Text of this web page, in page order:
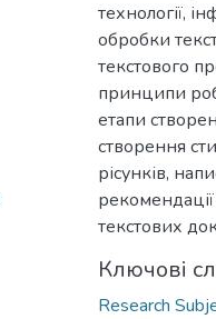
технології,
обробки
текстового
принципи
етапи
створення
рісунків,
текстових
Ключові
Research